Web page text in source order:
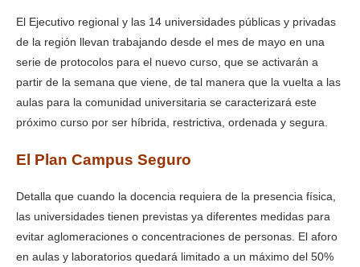
El Ejecutivo regional y las 14 universidades públicas y privadas
de la región llevan trabajando desde el mes de mayo en una
serie de protocolos para el nuevo curso, que se activarán a
partir de la semana que viene, de tal manera que la vuelta a las
aulas para la comunidad universitaria se caracterizará este
próximo curso por ser híbrida, restrictiva, ordenada y segura.
El Plan Campus Seguro
Detalla que cuando la docencia requiera de la presencia física,
las universidades tienen previstas ya diferentes medidas para
evitar aglomeraciones o concentraciones de personas. El aforo
en aulas y laboratorios quedará limitado a un máximo del 50%